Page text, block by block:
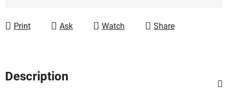
Print Ask Watch Share
Description